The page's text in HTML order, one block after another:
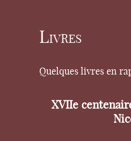
Livres
Quelques livres en
XVIIe